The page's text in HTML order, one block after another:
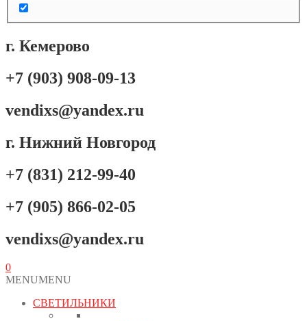
г. Кемерово
+7 (903) 908-09-13
vendixs@yandex.ru
г. Нижний Новгород
+7 (831) 212-99-40
+7 (905) 866-02-05
vendixs@yandex.ru
0
MENUMENU
СВЕТИЛЬНИКИ